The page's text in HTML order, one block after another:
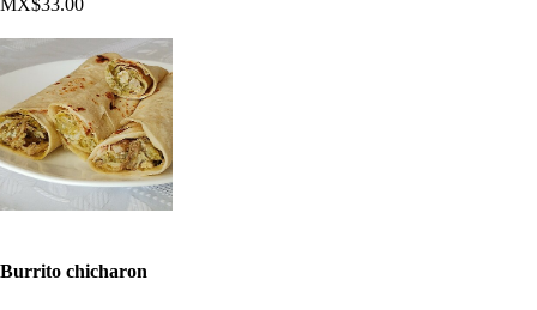
MX$33.00
Burrito chicharon